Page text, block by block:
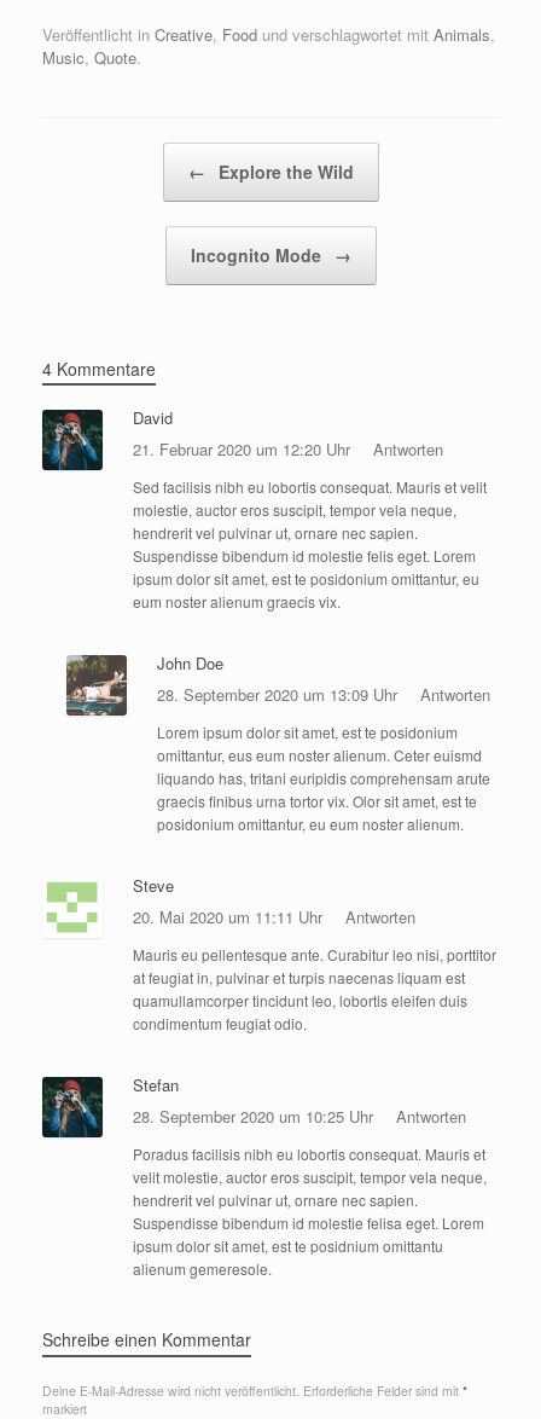
Veröffentlicht in Creative, Food und verschlagwortet mit Animals,
Music, Quote.
← Explore the Wild
Incognito Mode →
4 Kommentare
David
21. Februar 2020 um 12:20 Uhr
Antworten
Sed facilisis nibh eu lobortis consequat. Mauris et velit
molestie, auctor eros suscipit, tempor vela neque,
hendrerit vel pulvinar ut, ornare nec sapien.
Suspendisse bibendum id molestie felis eget. Lorem
ipsum dolor sit amet, est te posidonium omittantur, eu
eum noster alienum graecis vix.
John Doe
28. September 2020 um 13:09 Uhr
Antworten
Lorem ipsum dolor sit amet, est te posidonium
omittantur, eus eum noster alienum. Ceter euismd
liquando has, tritani euripidis comprehensam arute
graecis finibus urna tortor vix. Olor sit amet, est te
posidonium omittantur, eu eum noster alienum.
Steve
20. Mai 2020 um 11:11 Uhr
Antworten
Mauris eu pellentesque ante. Curabitur leo nisi, porttitor
at feugiat in, pulvinar et turpis naecenas liquam est
quamullamcorper tincidunt leo, lobortis eleifen duis
condimentum feugiat odio.
Stefan
28. September 2020 um 10:25 Uhr
Antworten
Poradus facilisis nibh eu lobortis consequat. Mauris et
velit molestie, auctor eros suscipit, tempor vela neque,
hendrerit vel pulvinar ut, ornare nec sapien.
Suspendisse bibendum id molestie felisa eget. Lorem
ipsum dolor sit amet, est te posidnium omittantu
alienum gemeresole.
Schreibe einen Kommentar
Deine E-Mail-Adresse wird nicht veröffentlicht. Erforderliche Felder sind mit *
markiert